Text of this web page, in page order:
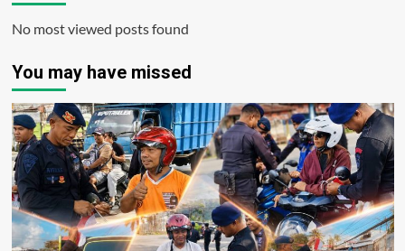
No most viewed posts found
You may have missed